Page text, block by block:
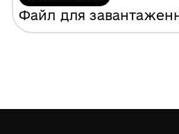
Файл для